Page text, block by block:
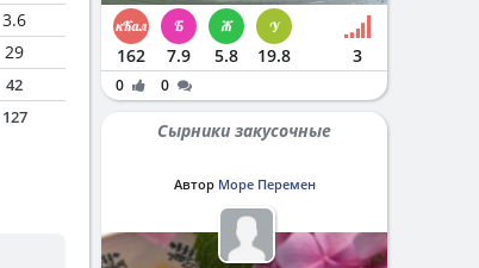
3.6
29
42
127
162 7.9 5.8 19.8 3
0 0
Сырники закусочные
Автор Море Перемен